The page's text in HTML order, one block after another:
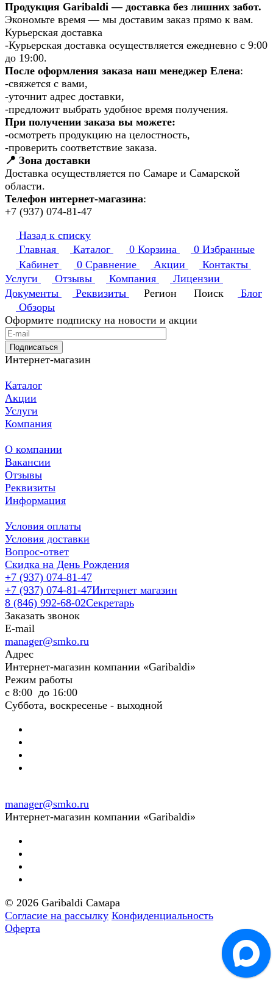
Продукция Garibaldi — доставка без лишних забот.
Экономьте время — мы доставим заказ прямо к вам.
Курьерская доставка
-Курьерская доставка осуществляется ежедневно с 9:00
до 19:00.
После оформления заказа наш менеджер Елена:
-свяжется с вами,
-уточнит адрес доставки,
-предложит выбрать удобное время получения.
При получении заказа вы можете:
-осмотреть продукцию на целостность,
-проверить соответствие заказа.
📍 Зона доставки
Доставка осуществляется по Самаре и Самарской
области.
Телефон интернет-магазина:
+7 (937) 074-81-47
Назад к списку
Главная
Каталог 0 Корзина 0 Избранные
Кабинет
0 Сравнение Акции
Контакты
Услуги
Отзывы Компания
Лицензии
Документы
Реквизиты Регион Поиск
Блог
Обзоры
Оформите подписку на новости и акции
Подписаться
Интернет-магазин
Каталог
Акции
Услуги
Компания
О компании
Вакансии
Отзывы
Реквизиты
Информация
Условия оплаты
Условия доставки
Вопрос-ответ
Скидка на День Рождения
+7 (937) 074-81-47
+7 (937) 074-81-47Интернет магазин
8 (846) 992-68-02Секретарь
Заказать звонок
E-mail
manager@smko.ru
Адрес
Интернет-магазин компании «Garibaldi»
Режим работы
с 8:00 до 16:00
Суббота, воскресенье - выходной
manager@smko.ru
Интернет-магазин компании «Garibaldi»
© 2026 Garibaldi Самара
Согласие на рассылку Конфиденциальность
Оферта